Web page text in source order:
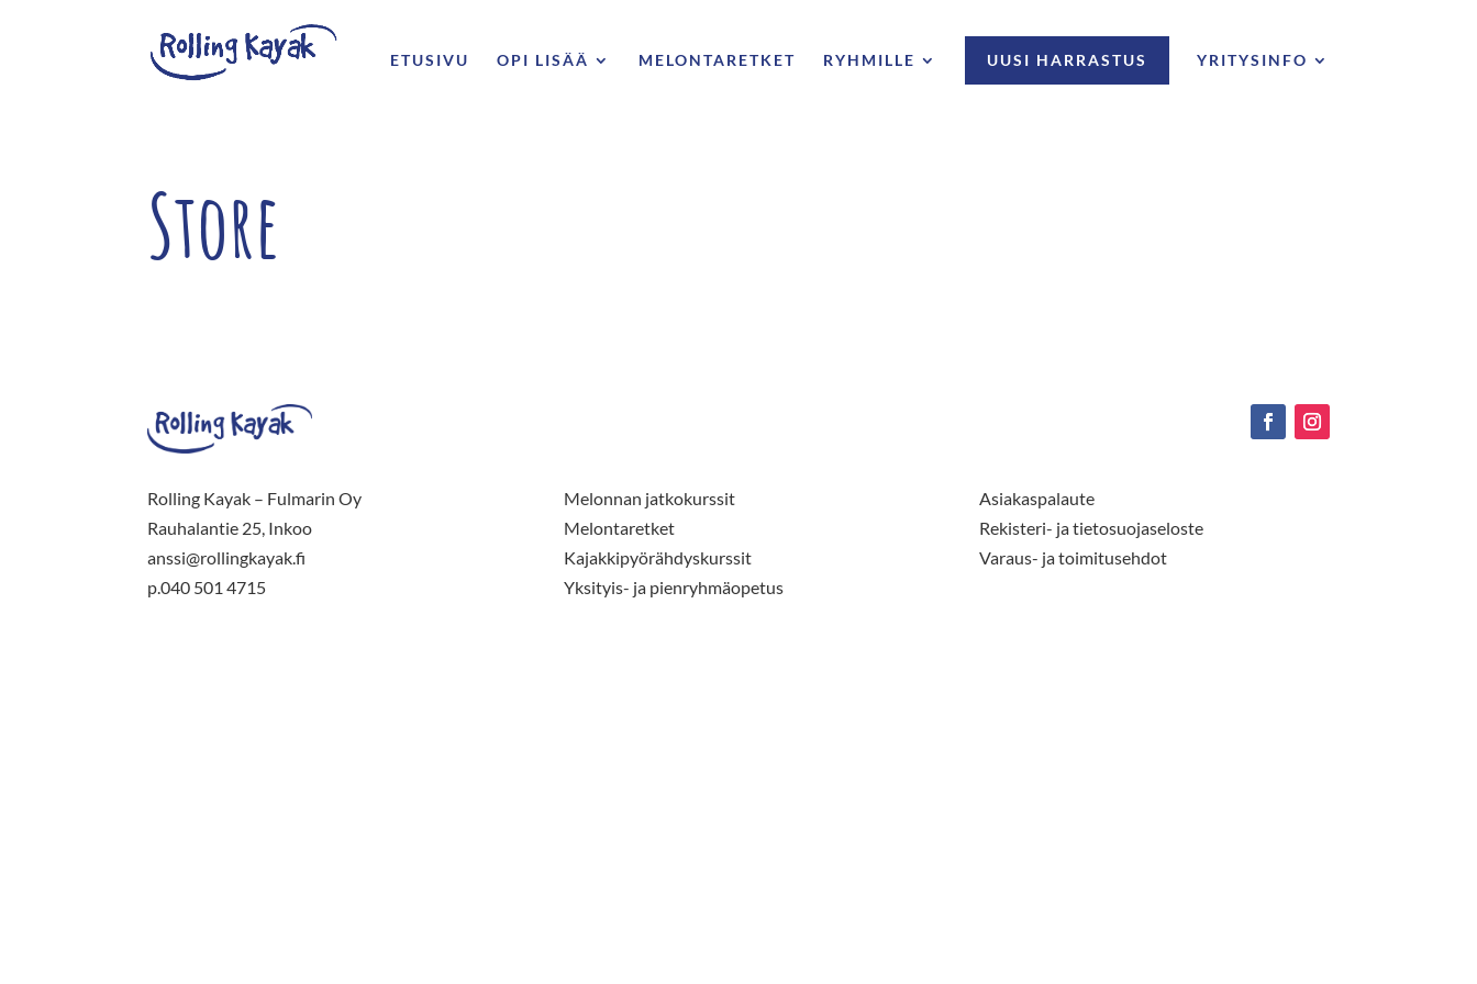
ETUSIVU OPI LISÄÄ MELONTARETKET RYHMILLE UUSI HARRASTUS YRITYSINFO
Store
Rolling Kayak – Fulmarin Oy
Rauhalantie 25, Inkoo
anssi@rollingkayak.fi
p.040 501 4715
Melonnan jatkokurssit
Melontaretket
Kajakkipyörähdyskurssit
Yksityis- ja pienryhmäopetus
Asiakaspalaute
Rekisteri- ja tietosuojaseloste
Varaus- ja toimitusehdot